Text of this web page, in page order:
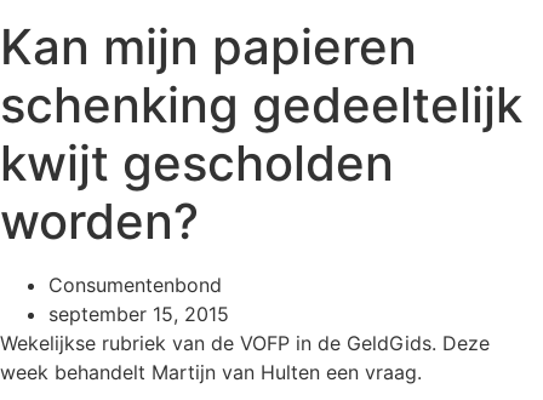
Kan mijn papieren
schenking gedeeltelijk
kwijt gescholden
worden?
Consumentenbond
september 15, 2015
Wekelijkse rubriek van de VOFP in de GeldGids. Deze
week behandelt Martijn van Hulten een vraag.